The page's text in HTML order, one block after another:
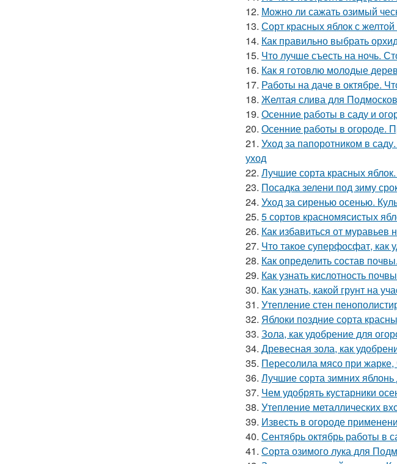
12. Можно ли сажать озимый
13. Сорт красных яблок с
14. Как правильно выбрать
15. Что лучше съесть на ночь.
16. Как я готовлю молодые
17. Работы на даче в октябре.
18. Желтая слива для
19. Осенние работы в саду и
20. Осенние работы в огороде.
21. Уход за папоротником в
уход
22. Лучшие сорта красных
23. Посадка зелени под зиму
24. Уход за сиренью осенью.
25. 5 сортов красномясистых
26. Как избавиться от муравьев
27. Что такое суперфосфат, как
28. Как определить состав
29. Как узнать кислотность
30. Как узнать, какой грунт на
31. Утепление стен
32. Яблоки поздние сорта
33. Зола, как удобрение для
34. Древесная зола, как
35. Пересолила мясо при
36. Лучшие сорта зимних
37. Чем удобрять кустарники
38. Утепление металлических
39. Известь в огороде
40. Сентябрь октябрь работы в
41. Сорта озимого лука для